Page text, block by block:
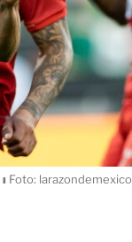
ı Foto: larazondemexico